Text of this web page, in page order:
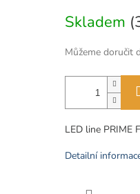
cena:
Skladem
Můžeme doručit
LED line PRIME
Detailní